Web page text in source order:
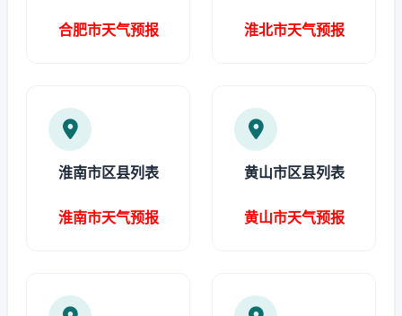
合肥市天气预报 淮北市天气预报
淮南市区县列表
淮南市天气预报
黄山市区县列表
黄山市天气预报